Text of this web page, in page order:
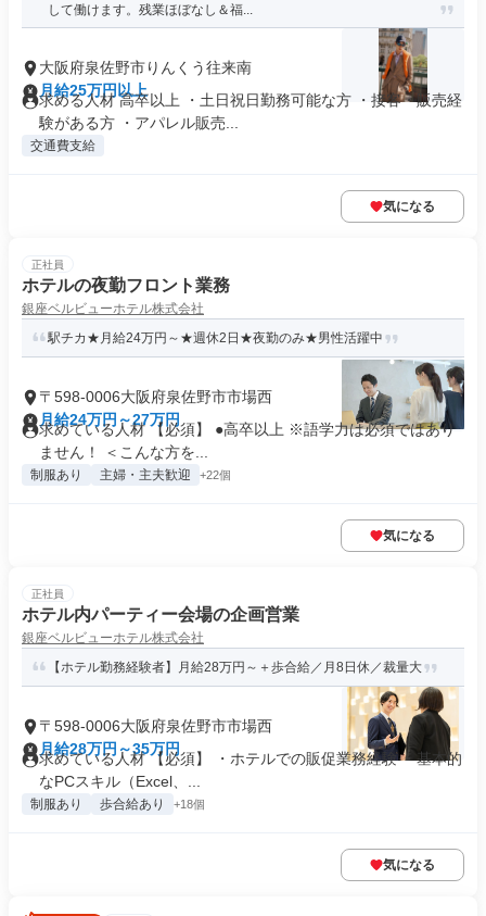
して働けます。残業ほぼなし＆福...
大阪府泉佐野市りんくう往来南
月給25万円以上
求める人材 高卒以上 ・土日祝日勤務可能な方 ・接客・販売経
験がある方 ・アパレル販売...
交通費支給
気になる
正社員
ホテルの夜勤フロント業務
銀座ベルビューホテル株式会社
駅チカ★月給24万円～★週休2日★夜勤のみ★男性活躍中
〒598-0006大阪府泉佐野市市場西
月給24万円～27万円
求めている人材 【必須】 ●高卒以上 ※語学力は必須ではあり
ません！ ＜こんな方を...
制服あり 主婦・主夫歓迎 +22個
気になる
正社員
ホテル内パーティー会場の企画営業
銀座ベルビューホテル株式会社
【ホテル勤務経験者】月給28万円～＋歩合給／月8日休／裁量大
〒598-0006大阪府泉佐野市市場西
月給28万円～35万円
求めている人材 【必須】 ・ホテルでの販促業務経験 ・基本的
なPCスキル（Excel、...
制服あり 歩合給あり +18個
気になる